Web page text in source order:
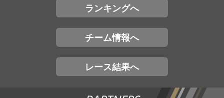
ランキングへ
チーム情報へ
レース結果へ